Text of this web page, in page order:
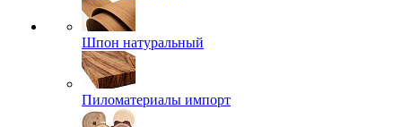
Шпон натуральный
Пиломатериалы импорт